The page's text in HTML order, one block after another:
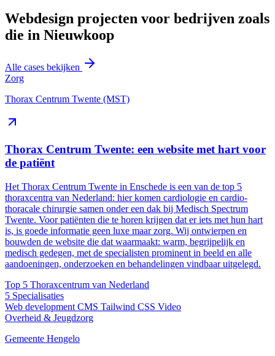
Webdesign projecten voor bedrijven zoals
die in Nieuwkoop
Alle cases bekijken
Zorg
Thorax Centrum Twente (MST)
Thorax Centrum Twente: een website met hart voor
de patiënt
Het Thorax Centrum Twente in Enschede is een van de top 5
thoraxcentra van Nederland: hier komen cardiologie en cardio-
thoracale chirurgie samen onder een dak bij Medisch Spectrum
Twente. Voor patiënten die te horen krijgen dat er iets met hun hart
is, is goede informatie geen luxe maar zorg. Wij ontwierpen en
bouwden de website die dat waarmaakt: warm, begrijpelijk en
medisch gedegen, met de specialisten prominent in beeld en alle
aandoeningen, onderzoeken en behandelingen vindbaar uitgelegd.
Top 5 Thoraxcentrum van Nederland
5 Specialisaties
Web development CMS Tailwind CSS Video
Overheid & Jeugdzorg
Gemeente Hengelo